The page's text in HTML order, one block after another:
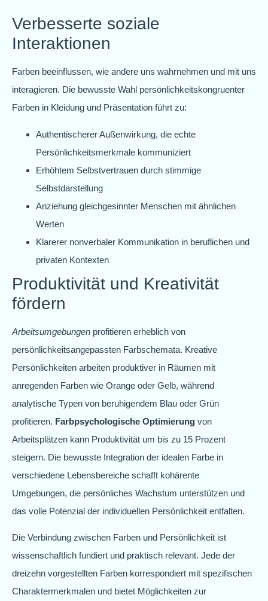
Verbesserte soziale
Interaktionen
Farben beeinflussen, wie andere uns wahrnehmen und mit uns
interagieren. Die bewusste Wahl persönlichkeitskongruenter
Farben in Kleidung und Präsentation führt zu:
Authentischerer Außenwirkung, die echte
Persönlichkeitsmerkmale kommuniziert
Erhöhtem Selbstvertrauen durch stimmige
Selbstdarstellung
Anziehung gleichgesinnter Menschen mit ähnlichen
Werten
Klarerer nonverbaler Kommunikation in beruflichen und
privaten Kontexten
Produktivität und Kreativität
fördern
Arbeitsumgebungen profitieren erheblich von
persönlichkeitsangepassten Farbschemata. Kreative
Persönlichkeiten arbeiten produktiver in Räumen mit
anregenden Farben wie Orange oder Gelb, während
analytische Typen von beruhigendem Blau oder Grün
profitieren. Farbpsychologische Optimierung von
Arbeitsplätzen kann Produktivität um bis zu 15 Prozent
steigern. Die bewusste Integration der idealen Farbe in
verschiedene Lebensbereiche schafft kohärente
Umgebungen, die persönliches Wachstum unterstützen und
das volle Potenzial der individuellen Persönlichkeit entfalten.
Die Verbindung zwischen Farben und Persönlichkeit ist
wissenschaftlich fundiert und praktisch relevant. Jede der
dreizehn vorgestellten Farben korrespondiert mit spezifischen
Charaktermerkmalen und bietet Möglichkeiten zur